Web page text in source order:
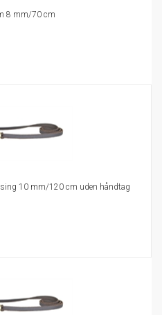
8 mm/70 cm
10 mm/120 cm uden håndtag